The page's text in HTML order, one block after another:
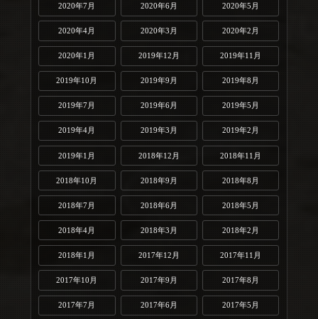
2020年7月 2020年6月 2020年5月
2020年4月 2020年3月 2020年2月
2020年1月 2019年12月 2019年11月
2019年10月 2019年9月 2019年8月
2019年7月 2019年6月 2019年5月
2019年4月 2019年3月 2019年2月
2019年1月 2018年12月 2018年11月
2018年10月 2018年9月 2018年8月
2018年7月 2018年6月 2018年5月
2018年4月 2018年3月 2018年2月
2018年1月 2017年12月 2017年11月
2017年10月 2017年9月 2017年8月
2017年7月 2017年6月 2017年5月